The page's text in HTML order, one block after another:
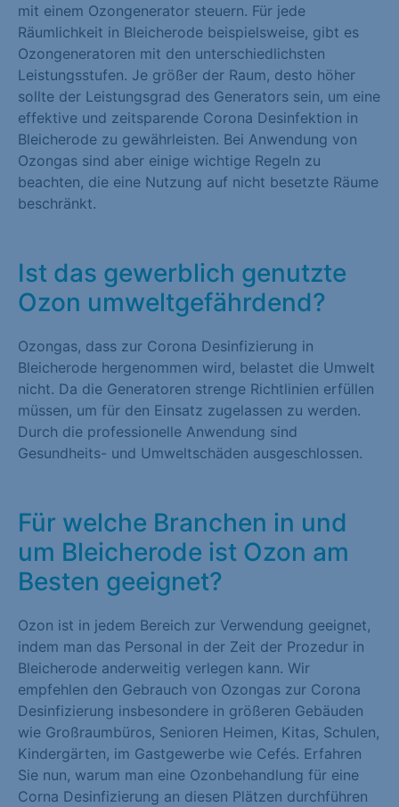
mit einem Ozongenerator steuern. Für jede
Räumlichkeit in Bleicherode beispielsweise, gibt es
Ozongeneratoren mit den unterschiedlichsten
Leistungsstufen. Je größer der Raum, desto höher
sollte der Leistungsgrad des Generators sein, um eine
effektive und zeitsparende Corona Desinfektion in
Bleicherode zu gewährleisten. Bei Anwendung von
Ozongas sind aber einige wichtige Regeln zu
beachten, die eine Nutzung auf nicht besetzte Räume
beschränkt.
Ist das gewerblich genutzte
Ozon umweltgefährdend?
Ozongas, dass zur Corona Desinfizierung in
Bleicherode hergenommen wird, belastet die Umwelt
nicht. Da die Generatoren strenge Richtlinien erfüllen
müssen, um für den Einsatz zugelassen zu werden.
Durch die professionelle Anwendung sind
Gesundheits- und Umweltschäden ausgeschlossen.
Für welche Branchen in und
um Bleicherode ist Ozon am
Besten geeignet?
Ozon ist in jedem Bereich zur Verwendung geeignet,
indem man das Personal in der Zeit der Prozedur in
Bleicherode anderweitig verlegen kann. Wir
empfehlen den Gebrauch von Ozongas zur Corona
Desinfizierung insbesondere in größeren Gebäuden
wie Großraumbüros, Senioren Heimen, Kitas, Schulen,
Kindergärten, im Gastgewerbe wie Cefés. Erfahren
Sie nun, warum man eine Ozonbehandlung für eine
Corna Desinfizierung an diesen Plätzen durchführen